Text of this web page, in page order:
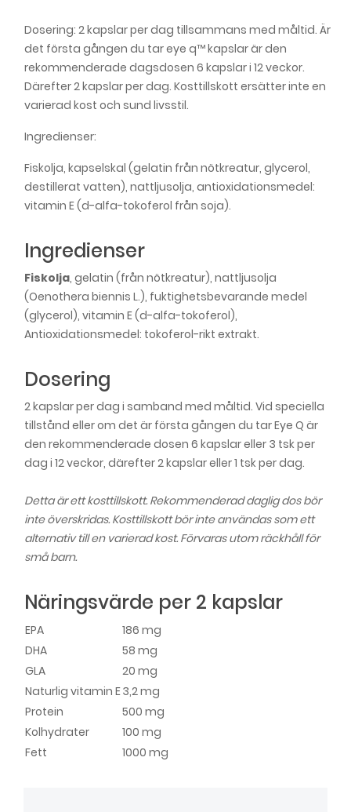
Dosering: 2 kapslar per dag tillsammans med måltid. Är
det första gången du tar eye q™ kapslar är den
rekommenderade dagsdosen 6 kapslar i 12 veckor.
Därefter 2 kapslar per dag. Kosttillskott ersätter inte en
varierad kost och sund livsstil.
Ingredienser:
Fiskolja, kapselskal (gelatin från nötkreatur, glycerol,
destillerat vatten), nattljusolja, antioxidationsmedel:
vitamin E (d-alfa-tokoferol från soja).
Ingredienser
Fiskolja, gelatin (från nötkreatur), nattljusolja
(Oenothera biennis L.), fuktighetsbevarande medel
(glycerol), vitamin E (d-alfa-tokoferol),
Antioxidationsmedel: tokoferol-rikt extrakt.
Dosering
2 kapslar per dag i samband med måltid. Vid speciella
tillstånd eller om det är första gången du tar Eye Q är
den rekommenderade dosen 6 kapslar eller 3 tsk per
dag i 12 veckor, därefter 2 kapslar eller 1 tsk per dag.
Detta är ett kosttillskott. Rekommenderad daglig dos bör
inte överskridas. Kosttillskott bör inte användas som ett
alternativ till en varierad kost. Förvaras utom räckhåll för
små barn.
Näringsvärde per 2 kapslar
EPA
186 mg
DHA
58 mg
GLA
20 mg
Naturlig vitamin E3,2 mg
Protein
500 mg
Kolhydrater
100 mg
Fett
1000 mg